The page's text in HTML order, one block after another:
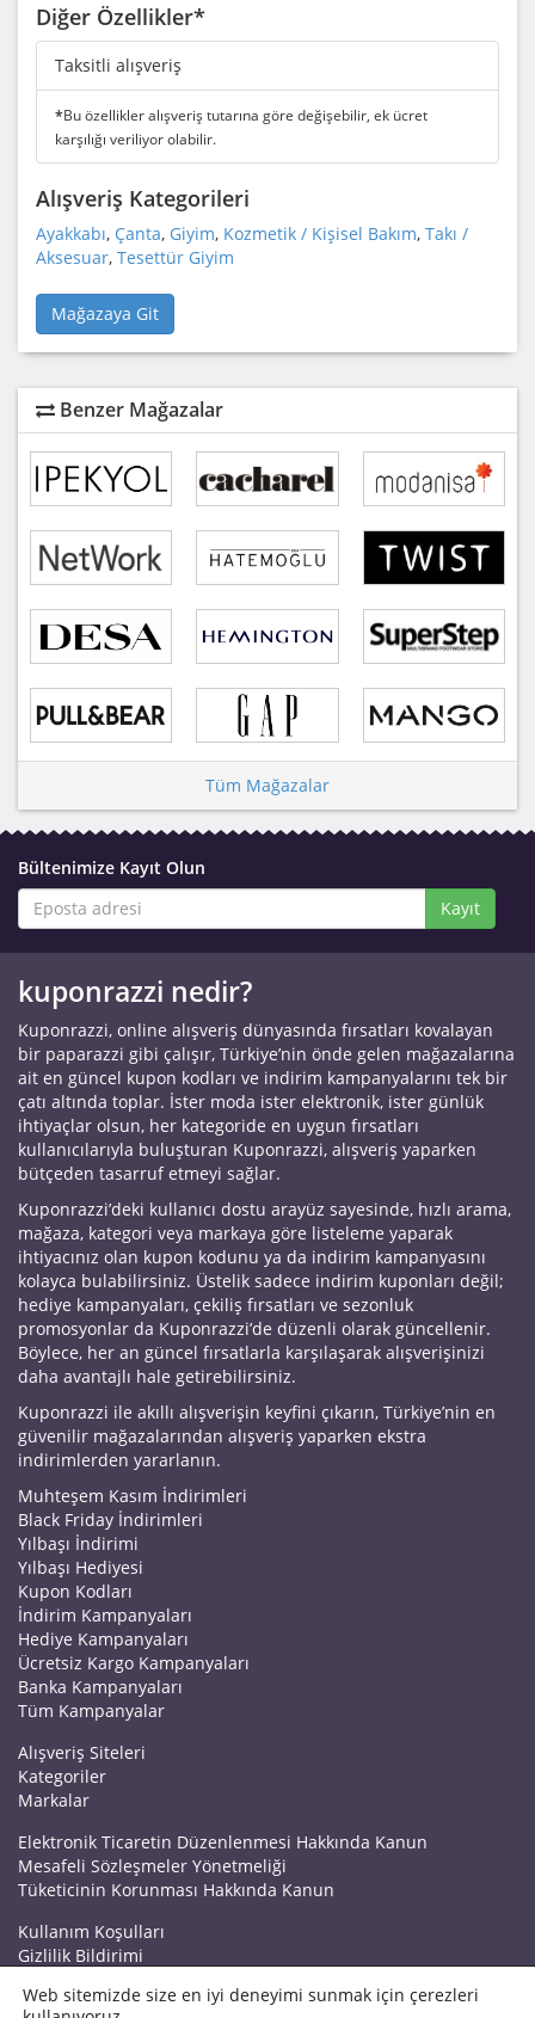
Diğer Özellikler*
Taksitli alışveriş
*Bu özellikler alışveriş tutarına göre değişebilir, ek ücret
karşılığı veriliyor olabilir.
Alışveriş Kategorileri
Ayakkabı, Çanta, Giyim, Kozmetik / Kişisel Bakım, Takı /
Aksesuar, Tesettür Giyim
Mağazaya Git
Benzer Mağazalar
Tüm Mağazalar
Bültenimize Kayıt Olun
Kayıt
kuponrazzi nedir?
Kuponrazzi, online alışveriş dünyasında fırsatları kovalayan
bir paparazzi gibi çalışır, Türkiye’nin önde gelen mağazalarına
ait en güncel kupon kodları ve indirim kampanyalarını tek bir
çatı altında toplar. İster moda ister elektronik, ister günlük
ihtiyaçlar olsun, her kategoride en uygun fırsatları
kullanıcılarıyla buluşturan Kuponrazzi, alışveriş yaparken
bütçeden tasarruf etmeyi sağlar.
Kuponrazzi’deki kullanıcı dostu arayüz sayesinde, hızlı arama,
mağaza, kategori veya markaya göre listeleme yaparak
ihtiyacınız olan kupon kodunu ya da indirim kampanyasını
kolayca bulabilirsiniz. Üstelik sadece indirim kuponları değil;
hediye kampanyaları, çekiliş fırsatları ve sezonluk
promosyonlar da Kuponrazzi’de düzenli olarak güncellenir.
Böylece, her an güncel fırsatlarla karşılaşarak alışverişinizi
daha avantajlı hale getirebilirsiniz.
Kuponrazzi ile akıllı alışverişin keyfini çıkarın, Türkiye’nin en
güvenilir mağazalarından alışveriş yaparken ekstra
indirimlerden yararlanın.
Muhteşem Kasım İndirimleri
Black Friday İndirimleri
Yılbaşı İndirimi
Yılbaşı Hediyesi
Kupon Kodları
İndirim Kampanyaları
Hediye Kampanyaları
Ücretsiz Kargo Kampanyaları
Banka Kampanyaları
Tüm Kampanyalar
Alışveriş Siteleri
Kategoriler
Markalar
Elektronik Ticaretin Düzenlenmesi Hakkında Kanun
Mesafeli Sözleşmeler Yönetmeliği
Tüketicinin Korunması Hakkında Kanun
Kullanım Koşulları
Gizlilik Bildirimi
Kuponrazzi Blog
Web sitemizde size en iyi deneyimi sunmak için çerezleri